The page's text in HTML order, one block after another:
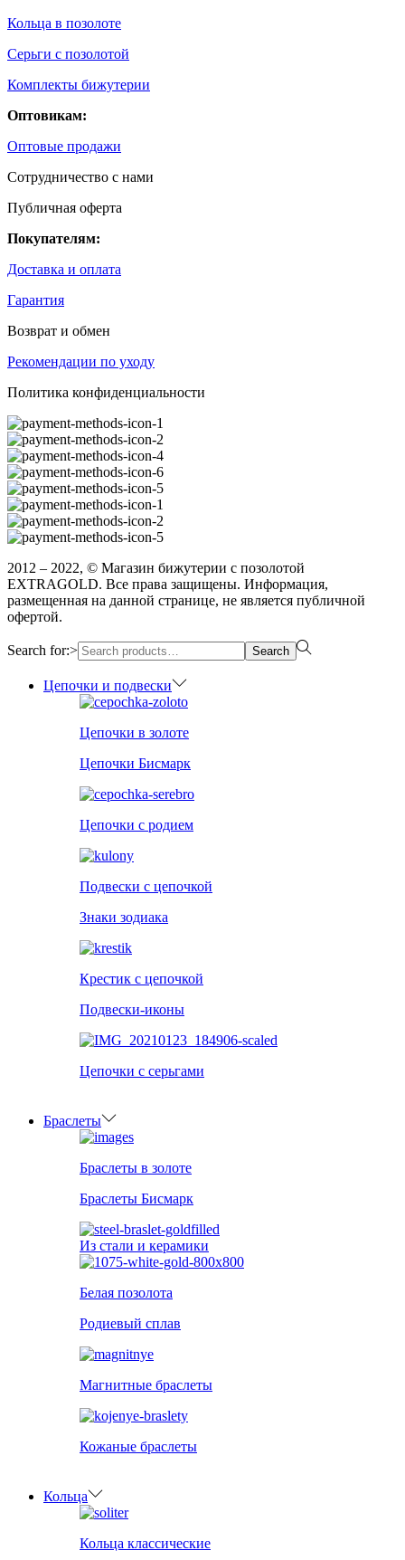
Кольца в позолоте
Серьги с позолотой
Комплекты бижутерии
Оптовикам:
Оптовые продажи
Сотрудничество с нами
Публичная оферта
Покупателям:
Доставка и оплата
Гарантия
Возврат и обмен
Рекомендации по уходу
Политика конфиденциальности
2012 – 2022, © Магазин бижутерии с позолотой
EXTRAGOLD. Все права защищены. Информация,
размещенная на данной странице, не является публичной
офертой.
Search for:> Search
Цепочки и подвески
Цепочки в золоте
Цепочки Бисмарк
Цепочки с родием
Подвески с цепочкой
Знаки зодиака
Крестик с цепочкой
Подвески-иконы
Цепочки с серьгами
Браслеты
Браслеты в золоте
Браслеты Бисмарк
Из стали и керамики
Белая позолота
Родиевый сплав
Магнитные браслеты
Кожаные браслеты
Кольца
Кольца классические